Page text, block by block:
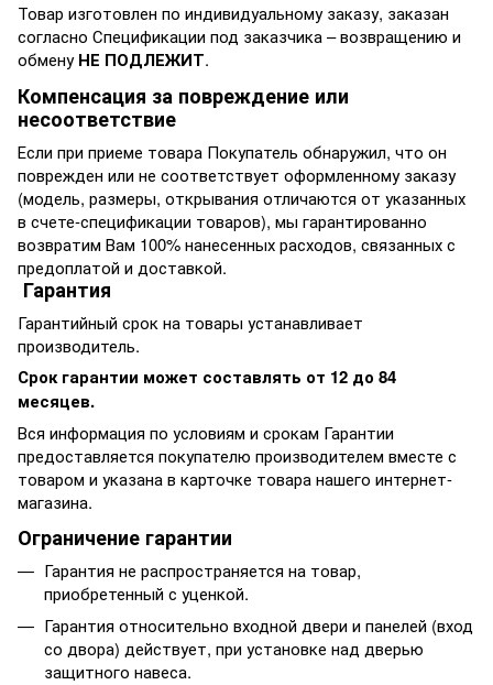
Товар изготовлен по индивидуальному заказу, заказан
согласно Спецификации под заказчика – возвращению и
обменуНЕ ПОДЛЕЖИТ.
Компенсация за повреждение или
несоответствие
Если при приеме товара Покупатель обнаружил, что он
поврежден или не соответствует оформленному заказу
(модель, размеры, открывания отличаются от указанных
в счете-спецификации товаров), мы гарантированно
возвратим Вам 100% нанесенных расходов, связанных с
предоплатой и доставкой.
Гарантия
Гарантийный срок на товары устанавливает
производитель.
Срок гарантии может составлять от 12 до 84
месяцев.
Вся информация по условиям и срокам Гарантии
предоставляется покупателю производителем вместе с
товаром и указана в карточке товара нашего интернет-
магазина.
Ограничение гарантии
Гарантия не распространяется на товар,
приобретенный с уценкой.
Гарантия относительно входной двери и панелей (вход
со двора) действует, при установке над дверью
защитного навеса.